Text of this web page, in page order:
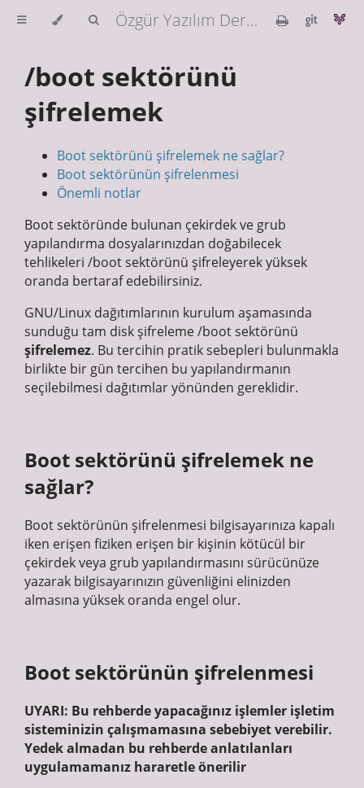
Özgür Yazılım Derneği Güvenlik Rehberi
/boot sektörünü
şifrelemek
Boot sektörünü şifrelemek ne sağlar?
Boot sektörünün şifrelenmesi
Önemli notlar
Boot sektöründe bulunan çekirdek ve grub
yapılandırma dosyalarınızdan doğabilecek
tehlikeleri /boot sektörünü şifreleyerek yüksek
oranda bertaraf edebilirsiniz.
GNU/Linux dağıtımlarının kurulum aşamasında
sunduğu tam disk şifreleme /boot sektörünü
şifrelemez. Bu tercihin pratik sebepleri bulunmakla
birlikte bir gün tercihen bu yapılandırmanın
seçilebilmesi dağıtımlar yönünden gereklidir.
Boot sektörünü şifrelemek ne
sağlar?
Boot sektörünün şifrelenmesi bilgisayarınıza kapalı
iken erişen fiziken erişen bir kişinin kötücül bir
çekirdek veya grub yapılandırmasını sürücünüze
yazarak bilgisayarınızın güvenliğini elinizden
almasına yüksek oranda engel olur.
Boot sektörünün şifrelenmesi
UYARI: Bu rehberde yapacağınız işlemler işletim
sisteminizin çalışmamasına sebebiyet verebilir.
Yedek almadan bu rehberde anlatılanları
uygulamamanız hararetle önerilir